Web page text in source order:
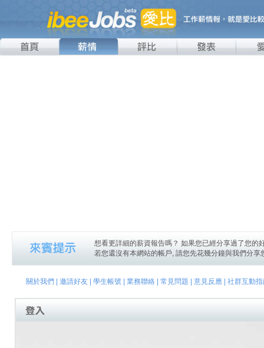
想看更詳細的薪資報告嗎？ 如果您已經分享過了您的
若您還沒有本網站的帳戶, 請您先花幾分鐘與我們分
關於我們 邀請好友| 學生帳號| 業務聯絡| 常見問題 意見反應| 社群互動指